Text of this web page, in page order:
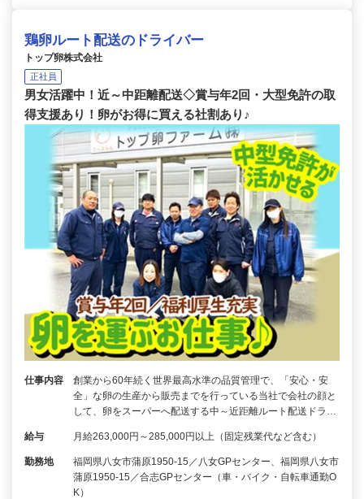
鶏卵ルート配送のドライバー
トップ卵株式会社
正社員
男女活躍中！近～中距離配送◇賞与年2回・大型免許の取
得支援あり！卵がお得に買える社割あり♪
仕事内容
創業から60年続く世界最高水準の品質管理で、「安心・安
全」な卵の生産から販売までを行っている当社で会社の顔と
して、卵をスーパーへ配送する中～近距離ルート配送ドラ…
給与 月給263,000円～285,000円以上（固定残業代など含む）
勤務地
福岡県八女市蒲原1950-15／八女GPセンター、福岡県八女市
蒲原1950-15／合志GPセンター（車・バイク・自転車通勤O
K）